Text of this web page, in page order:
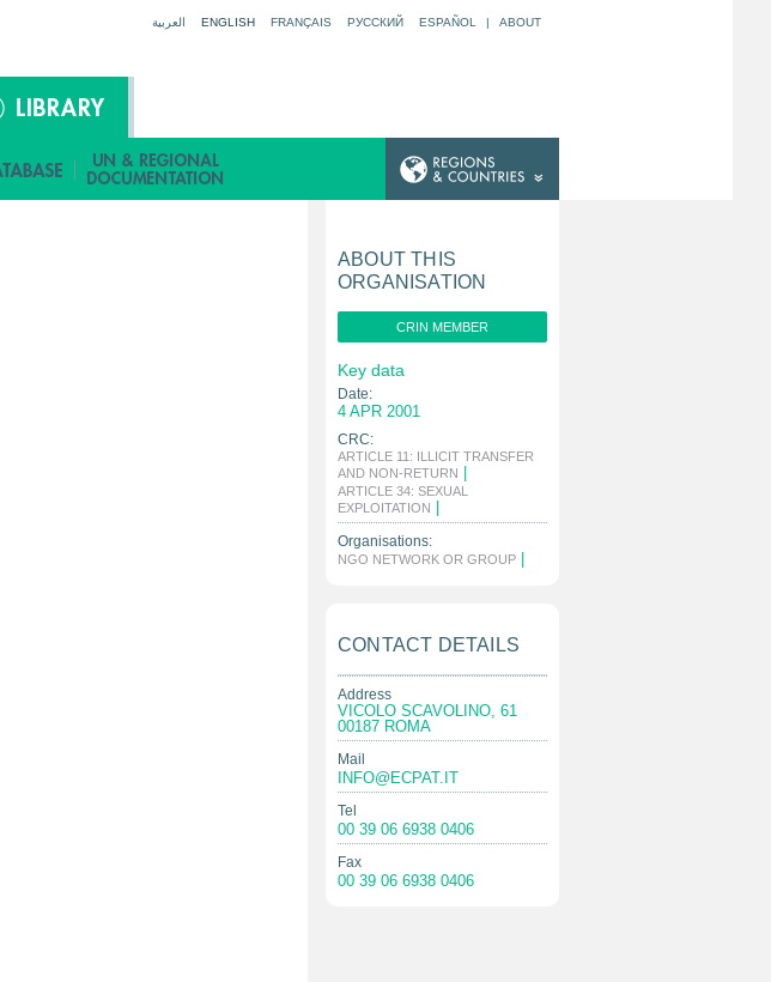
العربية ENGLISH FRANÇAIS РУССКИЙ ESPAÑOL | ABOUT
ABOUT THIS
ORGANISATION
CRIN MEMBER
Key data
Date:
4 APR 2001
CRC:
ARTICLE 11: ILLICIT TRANSFER
AND NON-RETURN
ARTICLE 34: SEXUAL
EXPLOITATION
Organisations:
NGO NETWORK OR GROUP
CONTACT DETAILS
Address
VICOLO SCAVOLINO, 61
00187 ROMA
Mail
INFO@ECPAT.IT
Tel
00 39 06 6938 0406
Fax
00 39 06 6938 0406